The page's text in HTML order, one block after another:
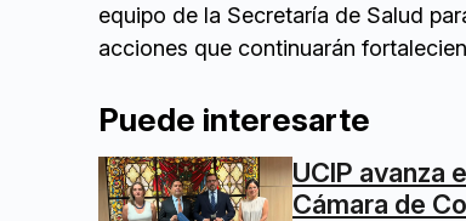
equipo de la Secretaría de Salud
acciones que continuarán
Puede interesarte
UCIP avanza
Cámara de